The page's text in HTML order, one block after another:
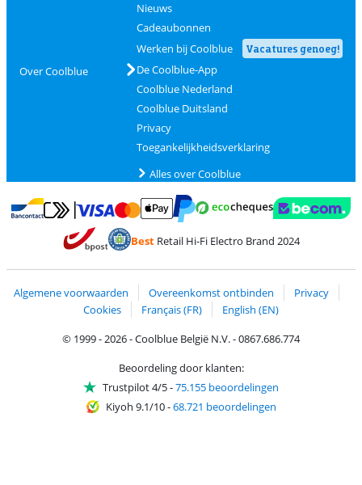
Over Coolblue
Nieuws
Cadeaubonnen
Werken bij Coolblue
Vacatures genoeg!
De Coolblue-App
Coolblue Nederland
Coolblue Duitsland
Privacy
Toegankelijkheidsverklaring
Alles over Coolblue
Betalen met Bancontact
Betalen met MasterCard en Visa via ClickToPay
Betalen met PayPal
BestRetail Hi-Fi Electro Brand 2024
Algemene voorwaarden Overeenkomst ontbinden
Privacy
Cookies
Français (FR)
English (EN)
© 1999 - 2026 - Coolblue België N.V. - 0867.686.774
Beoordeling door klanten:
Trustpilot 4/5-75.155 beoordelingen
Kiyoh 9.1/10-68.721 beoordelingen